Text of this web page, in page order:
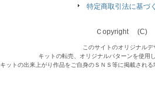
特定商取引法に基づ
Ｃopyright (C)
このサイトのオリジナル
キットの転売、オリジナルパターンを使用
キットの出来上がり作品をご自身のＳＮＳ等に掲載され